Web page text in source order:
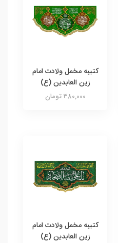
کتیبه مخمل ولادت امام
زین العابدین (ع)
380,000 تومان
کتیبه مخمل ولادت امام
زین العابدین (ع)